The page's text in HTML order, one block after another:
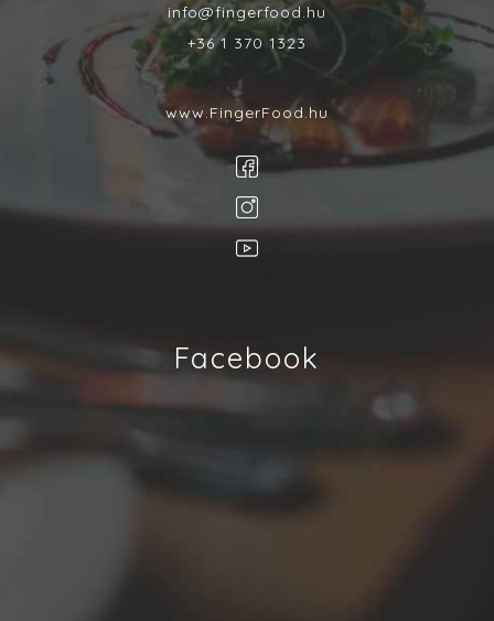
info@fingerfood.hu
+36 1 370 1323
www.FingerFood.hu
Facebook